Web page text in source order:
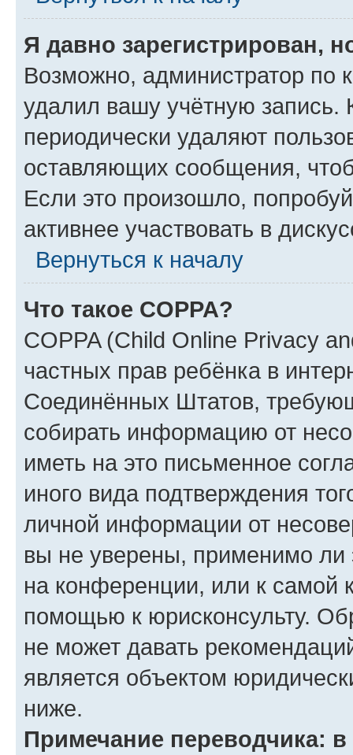
Я давно зарегистрирован,
Возможно, администратор по
удалил вашу учётную запись.
периодически удаляют
оставляющих сообщения,
Если это произошло,
активнее участвовать в
Вернуться к началу
Что такое COPPA?
COPPA (Child Online Privacy
частных прав ребёнка в
Соединённых Штатов,
собирать информацию от
иметь на это письменное
иного вида подтверждения
личной информации от
вы не уверены, применимо ли
на конференции, или к самой
помощью к юрисконсульту.
не может давать
является объектом
ниже.
Примечание переводчика: